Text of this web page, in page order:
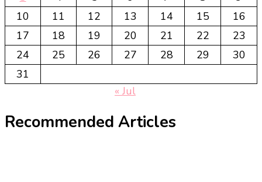
10
11 12 13 14 15
16
17
18 19 20 21 22
23
24
25 26 27 28 29
30
31
« Jul
Recommended Articles